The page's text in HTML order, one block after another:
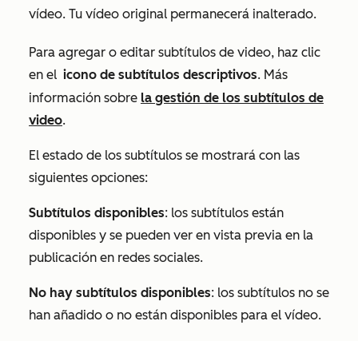
vídeo. Tu vídeo original permanecerá inalterado.
Para agregar o editar subtítulos de video, haz clic
en el icono de subtítulos descriptivos. Más
información sobre la gestión de los subtítulos de
video.
El estado de los subtítulos se mostrará con las
siguientes opciones:
Subtítulos disponibles: los subtítulos están
disponibles y se pueden ver en vista previa en la
publicación en redes sociales.
No hay subtítulos disponibles: los subtítulos no se
han añadido o no están disponibles para el vídeo.